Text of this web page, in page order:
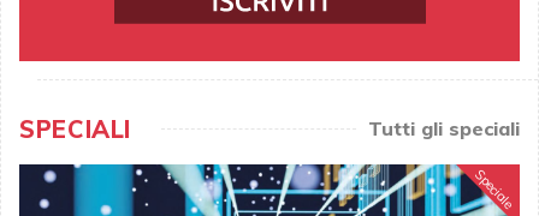
SPECIALI Tutti gli speciali
Speciale